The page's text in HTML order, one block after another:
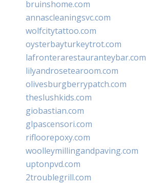
bruinshome.com
annascleaningsvc.com
wolfcitytattoo.com
oysterbayturkeytrot.com
lafronterarestauranteybar.com
lilyandrosetearoom.com
olivesburgberrypatch.com
theslushkids.com
giobastian.com
glpascensori.com
rifloorepoxy.com
woolleymillingandpaving.com
uptonpvd.com
2troublegrill.com